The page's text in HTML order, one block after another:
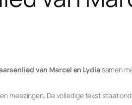
van Marcel en Lydiasamen
meezingen. De volledige tekst staat